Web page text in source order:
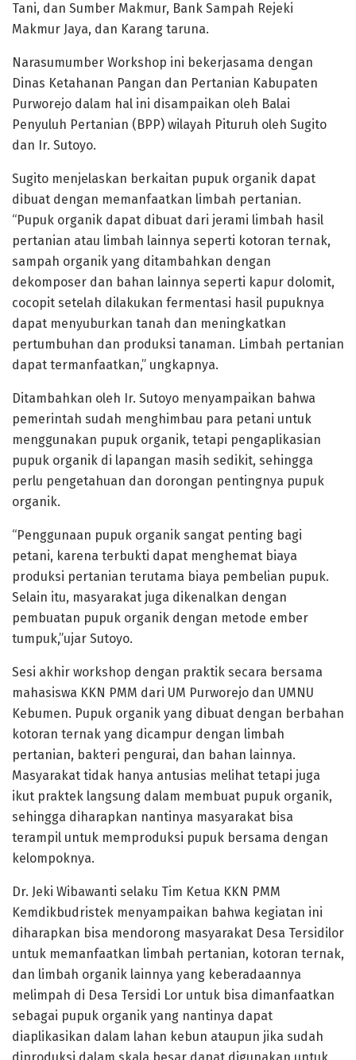
Tani, dan Sumber Makmur, Bank Sampah Rejeki
Makmur Jaya, dan Karang taruna.
Narasumumber Workshop ini bekerjasama dengan
Dinas Ketahanan Pangan dan Pertanian Kabupaten
Purworejo dalam hal ini disampaikan oleh Balai
Penyuluh Pertanian (BPP) wilayah Pituruh oleh Sugito
dan Ir. Sutoyo.
Sugito menjelaskan berkaitan pupuk organik dapat
dibuat dengan memanfaatkan limbah pertanian.
“Pupuk organik dapat dibuat dari jerami limbah hasil
pertanian atau limbah lainnya seperti kotoran ternak,
sampah organik yang ditambahkan dengan
dekomposer dan bahan lainnya seperti kapur dolomit,
cocopit setelah dilakukan fermentasi hasil pupuknya
dapat menyuburkan tanah dan meningkatkan
pertumbuhan dan produksi tanaman. Limbah pertanian
dapat termanfaatkan,” ungkapnya.
Ditambahkan oleh Ir. Sutoyo menyampaikan bahwa
pemerintah sudah menghimbau para petani untuk
menggunakan pupuk organik, tetapi pengaplikasian
pupuk organik di lapangan masih sedikit, sehingga
perlu pengetahuan dan dorongan pentingnya pupuk
organik.
“Penggunaan pupuk organik sangat penting bagi
petani, karena terbukti dapat menghemat biaya
produksi pertanian terutama biaya pembelian pupuk.
Selain itu, masyarakat juga dikenalkan dengan
pembuatan pupuk organik dengan metode ember
tumpuk,”ujar Sutoyo.
Sesi akhir workshop dengan praktik secara bersama
mahasiswa KKN PMM dari UM Purworejo dan UMNU
Kebumen. Pupuk organik yang dibuat dengan berbahan
kotoran ternak yang dicampur dengan limbah
pertanian, bakteri pengurai, dan bahan lainnya.
Masyarakat tidak hanya antusias melihat tetapi juga
ikut praktek langsung dalam membuat pupuk organik,
sehingga diharapkan nantinya masyarakat bisa
terampil untuk memproduksi pupuk bersama dengan
kelompoknya.
Dr. Jeki Wibawanti selaku Tim Ketua KKN PMM
Kemdikbudristek menyampaikan bahwa kegiatan ini
diharapkan bisa mendorong masyarakat Desa Tersidilor
untuk memanfaatkan limbah pertanian, kotoran ternak,
dan limbah organik lainnya yang keberadaannya
melimpah di Desa Tersidi Lor untuk bisa dimanfaatkan
sebagai pupuk organik yang nantinya dapat
diaplikasikan dalam lahan kebun ataupun jika sudah